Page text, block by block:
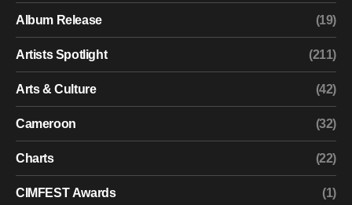
Album Release (19)
Artists Spotlight (211)
Arts & Culture (42)
Cameroon (32)
Charts (22)
CIMFEST Awards (1)